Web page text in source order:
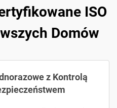
ISO
Domów
z Kontrolą